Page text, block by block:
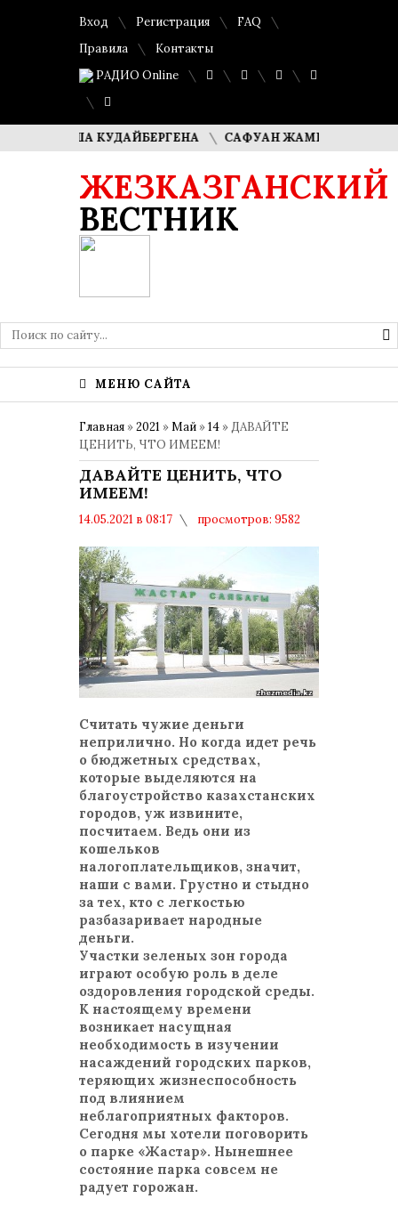
Вход Регистрация
FAQ
Правила
Контакты
РАДИО Online
КУДАЙБЕРГЕНА САФУАН ЖАМПЕИСОВ: «МЫ
ЖЕЗКАЗГАНСКИЙ
ВЕСТНИК
МЕНЮ САЙТА
Главная »2021 »Май »14 » ДАВАЙТЕ
ЦЕНИТЬ, ЧТО ИМЕЕМ!
ДАВАЙТЕ ЦЕНИТЬ, ЧТО
ИМЕЕМ!
14.05.2021 в 08:17
просмотров: 9582
Считать чужие деньги
неприлично. Но когда идет речь
о бюджетных средствах,
которые выделяются на
благоустройство казахстанских
городов, уж извините,
посчитаем. Ведь они из
кошельков
налогоплательщиков, значит,
наши с вами. Грустно и стыдно
за тех, кто с легкостью
разбазаривает народные
деньги.
Участки зеленых зон города
играют особую роль в деле
оздоровления городской среды.
К настоящему времени
возникает насущная
необходимость в изучении
насаждений городских парков,
теряющих жизнеспособность
под влиянием
неблагоприятных факторов.
Сегодня мы хотели поговорить
о парке «Жастар». Нынешнее
состояние парка совсем не
радует горожан.